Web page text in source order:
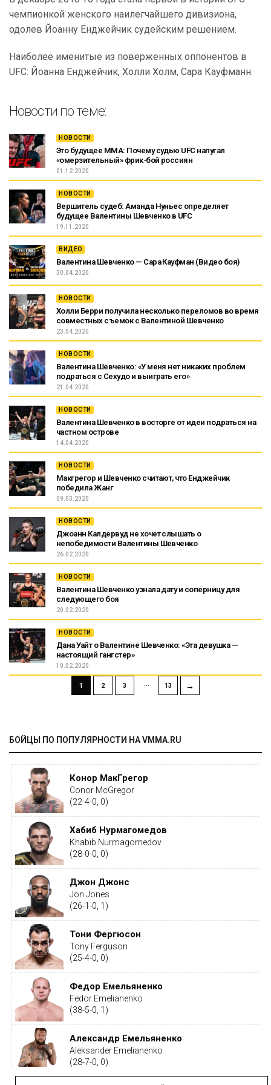
чемпионкой женского наилегчайшего дивизиона,
одолев Йоанну Енджейчик судейским решением.
Наиболее именитые из поверженных оппонентов в
UFC: Йоанна Енджейчик, Холли Холм, Сара Кауфманн.
Новости по теме:
НОВОСТИ
Это будущее MMA: Почему судью UFC напугал
«омерзительный» фрик-бой россиян
01.12.2020
НОВОСТИ
Вершитель судеб: Аманда Нуньес определяет
будущее Валентины Шевченко в UFC
19.11.2020
ВИДЕО
Валентина Шевченко — Сара Кауфман (Видео боя)
30.04.2020
НОВОСТИ
Холли Берри получила несколько переломов во время
совместных съемок с Валентиной Шевченко
23.04.2020
НОВОСТИ
Валентина Шевченко: «У меня нет никаких проблем
подраться с Сехудо и выиграть его»
21.04.2020
НОВОСТИ
Валентина Шевченко в восторге от идеи подраться на
частном острове
14.04.2020
НОВОСТИ
Макгрегор и Шевченко считают, что Енджейчик
победила Жанг
09.03.2020
НОВОСТИ
Джоанн Калдервуд не хочет слышать о
непобедимости Валентины Шевченко
26.02.2020
НОВОСТИ
Валентина Шевченко узнала дату и соперницу для
следующего боя
20.02.2020
НОВОСТИ
Дана Уайт о Валентине Шевченко: «Эта девушка —
настоящий гангстер»
10.02.2020
1 2 3 … 13 →
БОЙЦЫ ПО ПОПУЛЯРНОСТИ НА VMMA.RU
Конор МакГрегор
Conor McGregor
(22-4-0, 0)
Хабиб Нурмагомедов
Khabib Nurmagomedov
(28-0-0, 0)
Джон Джонс
Jon Jones
(26-1-0, 1)
Тони Фергюсон
Tony Ferguson
(25-4-0, 0)
Федор Емельяненко
Fedor Emelianenko
(38-5-0, 1)
Александр Емельяненко
Aleksander Emelianenko
(28-7-0, 0)